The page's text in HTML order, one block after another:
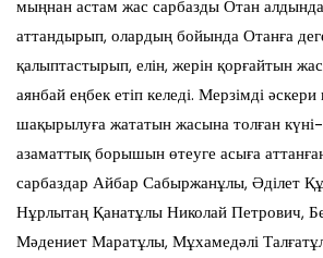
мыңнан астам жас сарбазды Отан
аттандырып, олардың бойында Отанға
қалыптастырып, елін, жерін қорғайтын
аянбай еңбек етіп келеді. Мерзімді
шақырылуға жататын жасына толған
азаматтық борышын өтеуге асыға
сарбаздар Айбар Сабыржанұлы, Әділет
Нұрлытаң Қанатұлы Николай Петрович,
Мәдениет Маратұлы, Мұхамедәлі